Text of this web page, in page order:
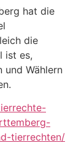
hat die
die
ist es,
und Wählern
tierrechten/